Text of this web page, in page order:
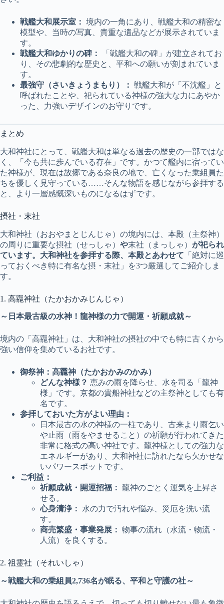
戦艦大和展示室： 境内の一角にあり、戦艦大和の精密な
模型や、当時の写真、貴重な遺品などが展示されていま
す。
戦艦大和ゆかりの碑：
「戦艦大和の碑」が建立されてお
り、その悲劇的な歴史と、平和への願いが刻まれていま
す。
最強守（さいきょうまもり）： 戦艦大和が「不沈艦」と
呼ばれたことや、祀られている神様の強大な力にあやか
った、力強いデザインのお守りです。
まとめ
大和神社にとって、戦艦大和は単なる過去の歴史の一部ではな
く、「今も共に歩んでいる存在」です。かつて艦内に宿ってい
た神様が、現在は故郷である奈良の地で、亡くなった乗組員た
ちを優しく見守っている……そんな物語を感じながら参拝する
と、より一層感慨深いものになるはずです。
摂社・末社
大和神社（おおやまとじんじゃ）の境内には、本殿（主祭神）
の周りに重要な摂社（せっしゃ） や末社（まっしゃ） が祀られ
ています。大和神社を参拝する際、本殿とあわせて 「絶対に巡
っておくべき特に有名な摂・末社」を3つ厳選してご紹介しま
す。
1. 高龗神社（たかおかみじんじゃ）
～日本最古級の水神！龍神様の力で開運・祈願成就～
境内の「高龗神社」は、大和神社の摂社の中でも特に古くから
強い信仰を集めているお社です。
御祭神：高龗神（たかおかみのかみ）
どんな神様？ 恵みの雨を降らせ、水を司る「龍神
様」です。京都の貴船神社などの主祭神としても有
名です。
参拝しておいた方がよい理由：
日本最古の水の神様の一柱であり、古来より雨乞い
や止雨（雨をやませること）の祈願が行われてきた
非常に格式の高い神社です。龍神様としての強力な
エネルギーがあり、大和神社に訪れたなら欠かせな
いパワースポットです。
ご利益：
祈願成就・開運招福： 龍神のごとく運気を上昇さ
せる。
心身清浄：
水の力で汚れや悩み、災厄を洗い流
す。
商売繁盛・事業発展： 物事の流れ（水流・物流・
人流）を良くする。
2. 祖霊社（それいしゃ）
～戦艦大和の乗組員2,736名が眠る、平和と守護の社～